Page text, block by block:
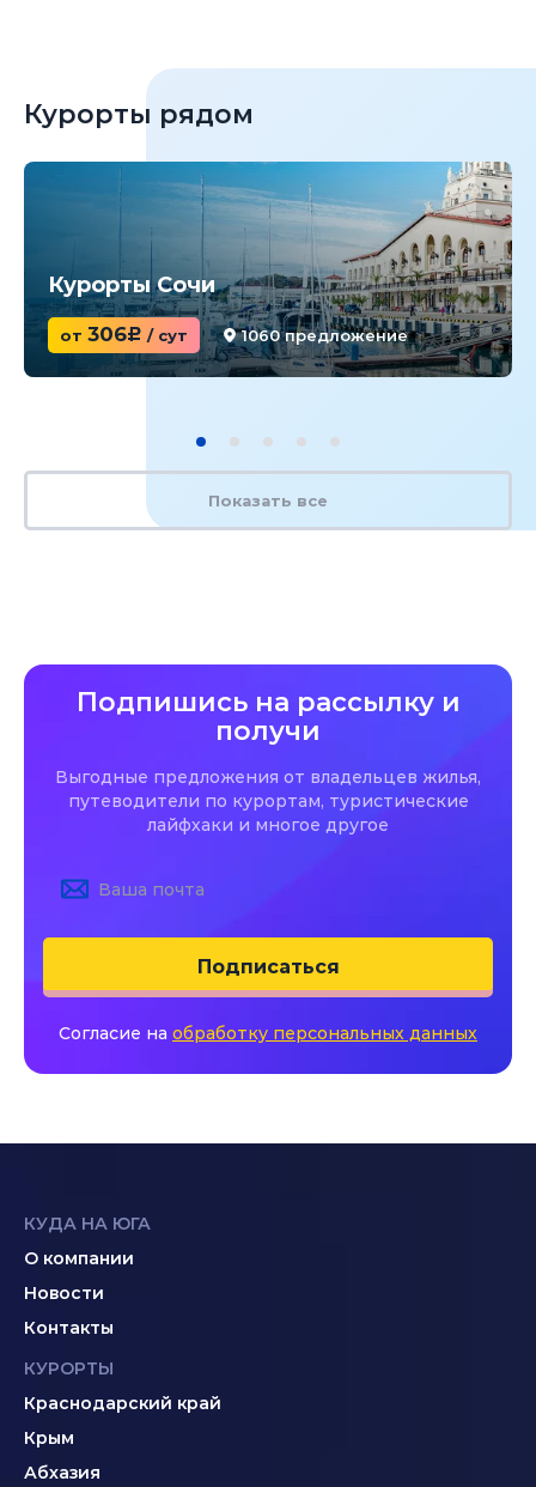
Курорты рядом
Курорты Сочи
от 306c / сут 1060 предложение
Показать все
Подпишись на рассылку и
получи
Выгодные предложения от владельцев жилья,
путеводители по курортам, туристические
лайфхаки и многое другое
Подписаться
Согласие на обработку персональных данных
КУДА НА ЮГА
О компании
Новости
Контакты
КУРОРТЫ
Краснодарский край
Крым
Абхазия